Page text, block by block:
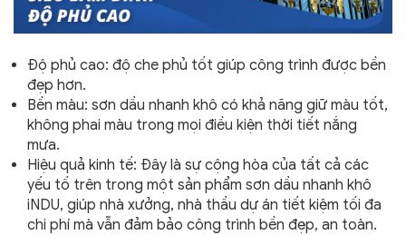
Độ phủ cao: độ che phủ tốt giúp công trình được bền
đẹp hơn.
Bền màu: sơn dầu nhanh khô có khả năng giữ màu tốt,
không phai màu trong mọi điều kiện thời tiết nắng
mưa.
Hiệu quả kinh tế: Đây là sự cộng hòa của tất cả các
yếu tố trên trong một sản phẩm sơn dầu nhanh khô
iNDU, giúp nhà xưởng, nhà thầu dự án tiết kiệm tối đa
chi phí mà vẫn đảm bảo công trình bền đẹp, an toàn.